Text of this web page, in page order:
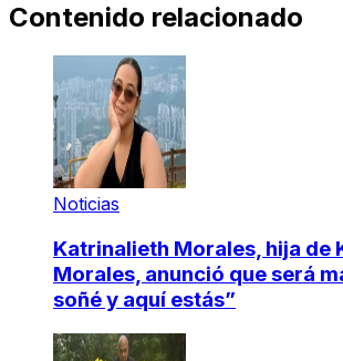
Contenido relacionado
Noticias
Katrinalieth Morales, hija de
Morales, anunció que será
soñé y aquí estás”